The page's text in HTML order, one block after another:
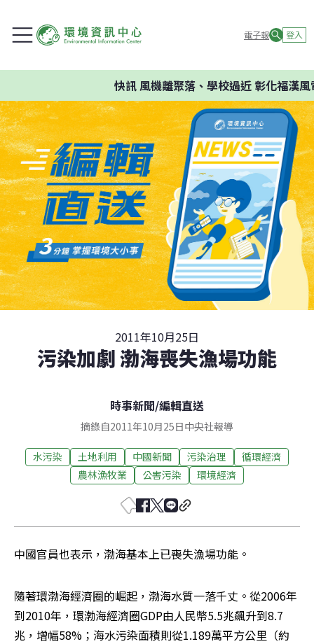
電子報 登入
快訊風機離聚落、學校過近 彰化福漢風
2011年10月25日
污染加劇 渤海喪失漁場功能
時事新聞/編輯直送
摘錄自2011年10月25日中央社報導
水污染 土地利用 中國新聞 污染治理
循環經濟
農林漁牧業
公害污染 環境經濟
中國官員也表示，渤海基本上已喪失漁場功能。
隨著環渤海經濟圈的崛起，渤海水質一落千丈。從2006年
到2010年，環渤海經濟圈GDP由人民幣5.5兆飆升到8.7
兆，增幅58%；海水污染面積則從1.189萬平方公里（約